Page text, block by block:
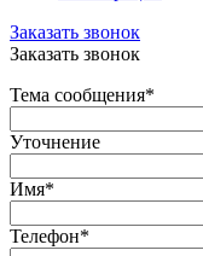
Заказать звонок
Заказать звонок
Тема сообщения*
Уточнение
Имя*
Телефон*